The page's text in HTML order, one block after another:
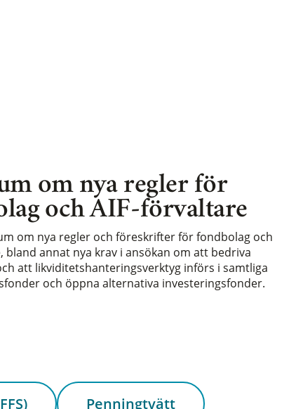
om nya regler för
och AIF-förvaltare
om nya regler och föreskrifter för fondbolag och
bland annat nya krav i ansökan om att bedriva
att likviditetshanteringsverktyg införs i samtliga
och öppna alternativa investeringsfonder.
Penningtvätt